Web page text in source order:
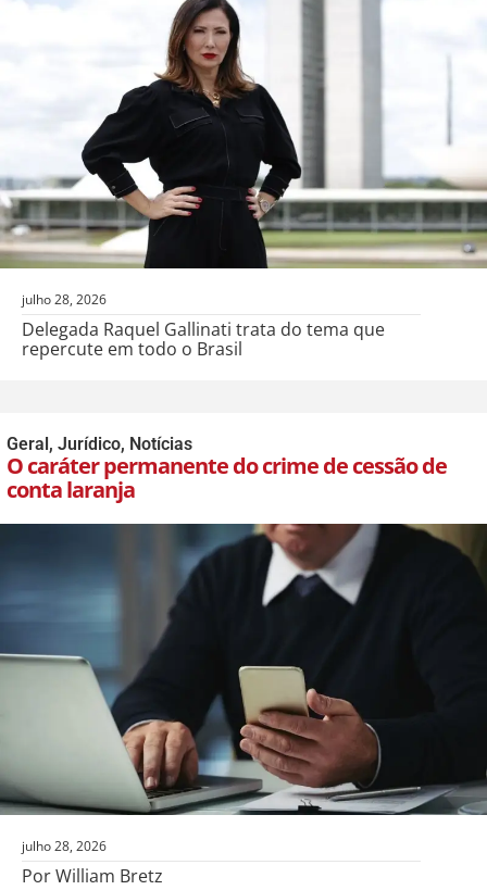
julho 28, 2026
Delegada Raquel Gallinati trata do tema que
repercute em todo o Brasil
Geral, Jurídico, Notícias
O caráter permanente do crime de cessão de
conta laranja
julho 28, 2026
Por William Bretz